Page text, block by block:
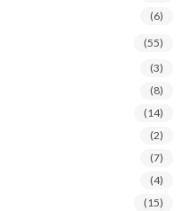
(6)
(55)
(3)
(8)
(14)
(2)
(7)
(4)
(15)